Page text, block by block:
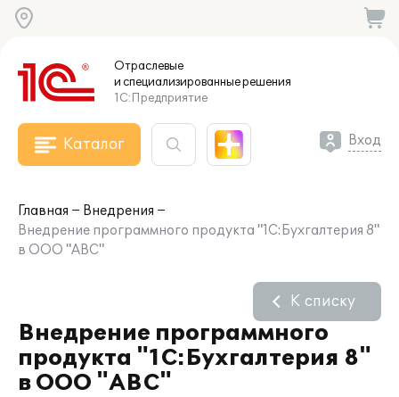
Отраслевые
и специализированныерешения
1С:Предприятие
Каталог Вход
Главная
Внедрения
Внедрение программного продукта "1С:Бухгалтерия 8"
в ООО "АВС"
Внедрение программного
продукта "1С:Бухгалтерия 8"
в ООО "АВС"
К списку